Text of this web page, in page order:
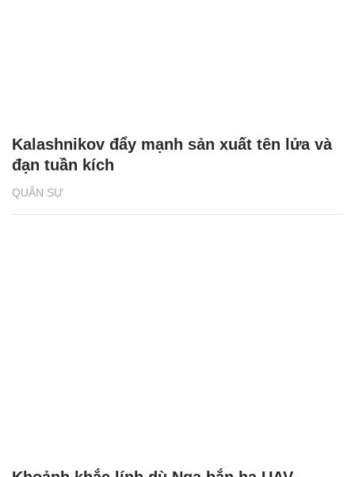
QUÂN SỰ
Kalashnikov đẩy mạnh sản xuất tên lửa và
đạn tuần kích